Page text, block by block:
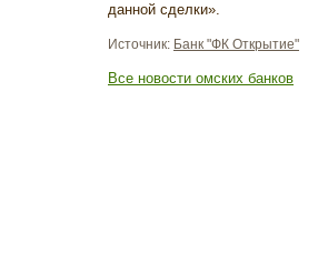
данной сделки».
Источник: Банк "ФК Открытие"
Все новости омских банков